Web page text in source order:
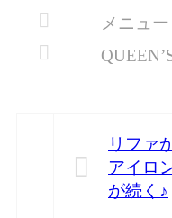
有
メニュー
リファ
アイロ
が続く♪